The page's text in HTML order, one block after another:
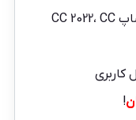
این محصول با نسخه های فتوشاپ CC 2022، CC
کاربری
!